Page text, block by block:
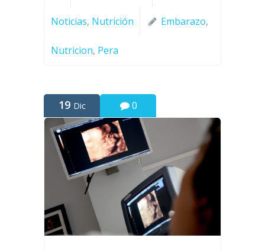
Noticias, Nutrición Embarazo,
Nutricion, Pera
19 Dic 0